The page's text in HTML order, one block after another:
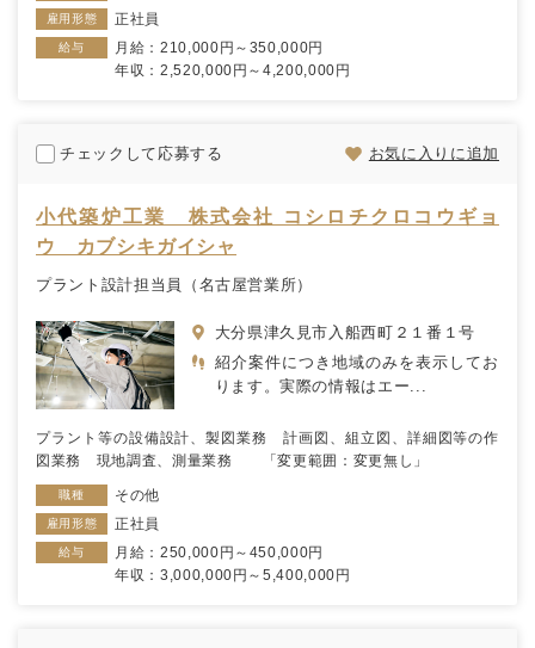
雇用形態 正社員
給与
月給：210,000円～350,000円
年収：2,520,000円～4,200,000円
チェックして応募する お気に入りに追加
小代築炉工業 株式会社 コシロチクロコウギョ
ウ カブシキガイシャ
プラント設計担当員（名古屋営業所）
大分県津久見市入船西町２１番１号
紹介案件につき地域のみを表示してお
ります。実際の情報はエー...
プラント等の設備設計、製図業務 計画図、組立図、詳細図等の作
図業務 現地調査、測量業務 「変更範囲：変更無し」
職種 その他
雇用形態 正社員
給与
月給：250,000円～450,000円
年収：3,000,000円～5,400,000円